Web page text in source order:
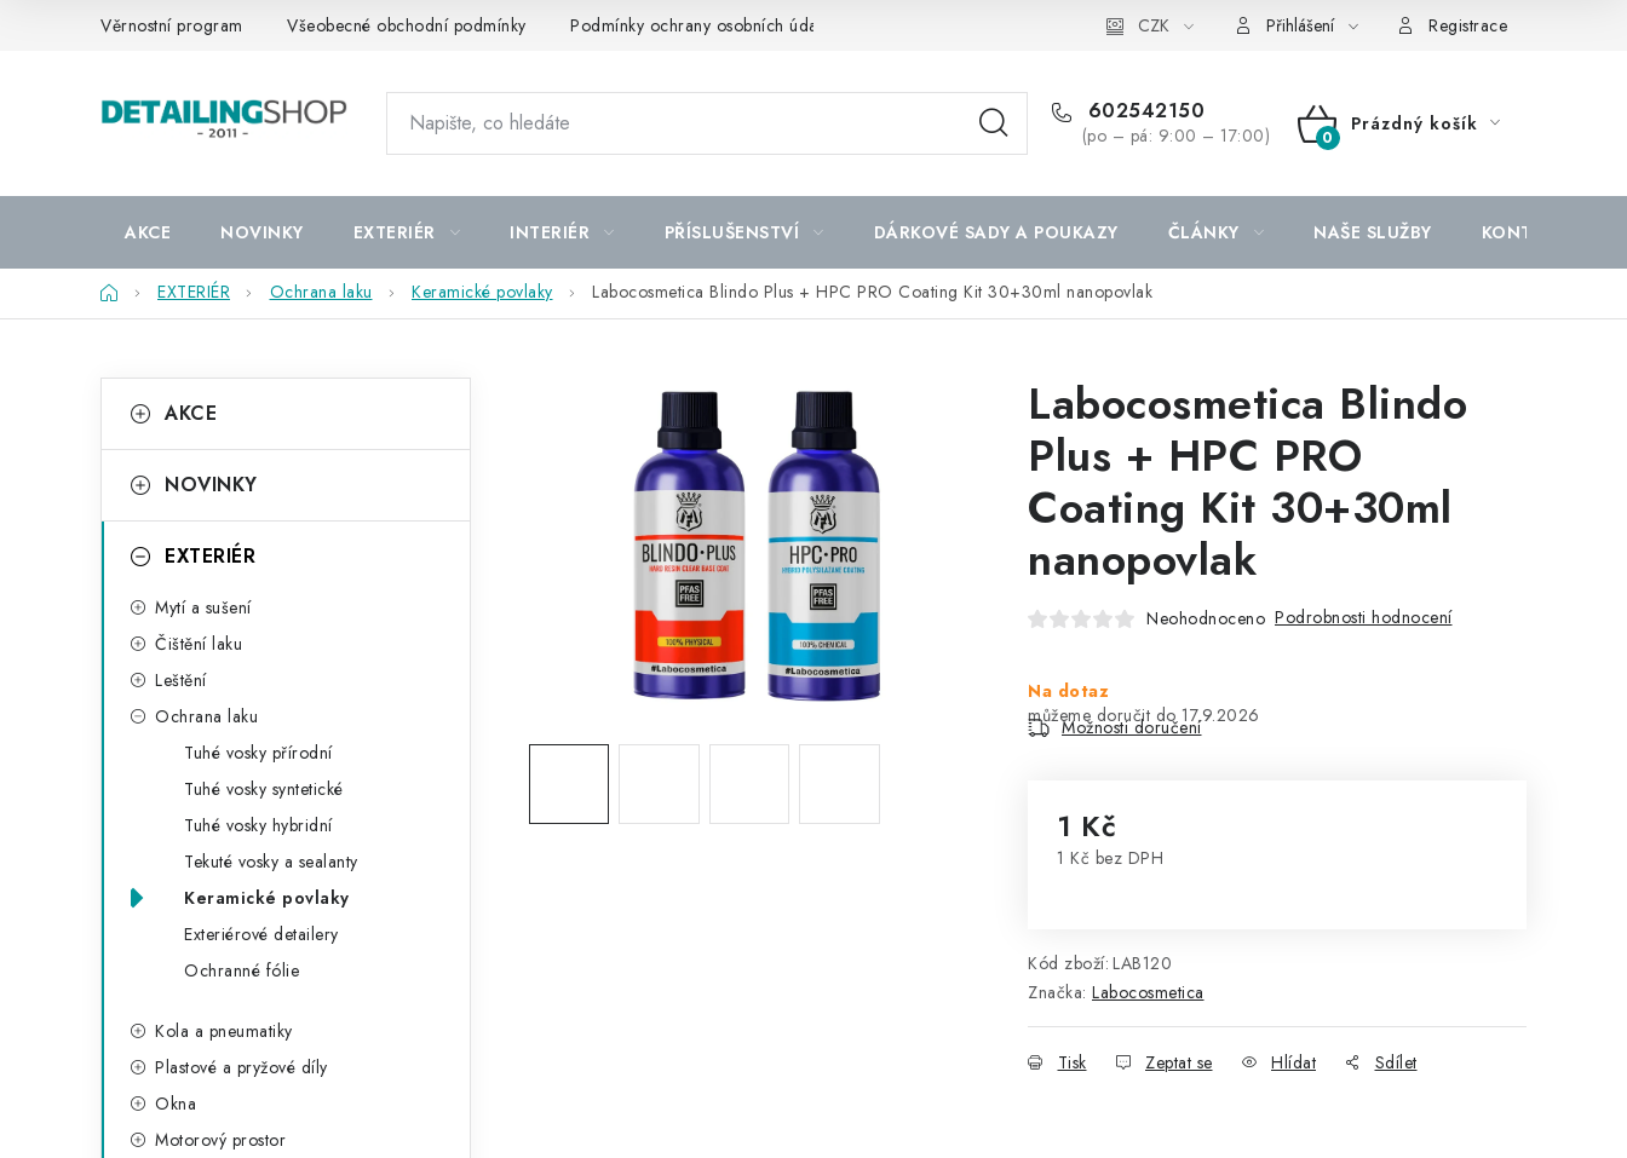
Věrnostní program Všeobecné obchodní podmínky Podmínky ochrany osobních údajů CZK Přihlášení Registrace
602542150
(po – pá: 9:00 – 17:00)
NÁKUPNÍ
Prázdný košík
AKCE NOVINKY EXTERIÉR INTERIÉR PŘÍSLUŠENSTVÍ DÁRKOVÉ SADY A POUKAZY ČLÁNKY NAŠE SLUŽBY KONTAKTY
DomůEXTERIÉR Ochrana laku Keramické povlaky Labocosmetica Blindo Plus + HPC PRO Coating Kit 30+30ml nanopovlak
o
t
kategorie
a
e
AKCE
NOVINKY
EXTERIÉR
Mytí a sušení
Čištění laku
Leštění
Ochrana laku
Tuhé vosky přírodní
Tuhé vosky syntetické
Tuhé vosky hybridní
Tekuté vosky a sealanty
Keramické povlaky
Exteriérové detailery
Ochranné fólie
Kola a pneumatiky
Plastové a pryžové díly
Okna
Motorový prostor
Labocosmetica Blindo
Plus + HPC PRO
Coating Kit 30+30ml
nanopovlak
Neohodnoceno Podrobnosti hodnocení
Na dotaz
17.9.2026
Možnosti doručení
1 Kč
1 Kč bez DPH
Kód zboží: LAB120
Značka: Labocosmetica
Tisk Zeptat se Hlídat Sdílet